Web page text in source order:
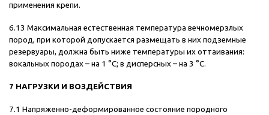
применения крепи.
6.13 Максимальная естественная температура вечномерзлых
пород, при которой допускается размещать в них подземные
резервуары, должна быть ниже температуры их оттаивания:
вокальных породах – на 1 °С; в дисперсных – на 3 °С.
7 НАГРУЗКИ И ВОЗДЕЙСТВИЯ
7.1 Напряженно-деформированное состояние породного